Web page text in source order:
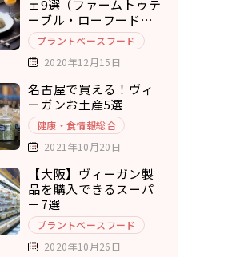
ェ9選（ファームトゥテ
ーブル・ローフードカ
フェ・チキュウ）
プラントベースフード
2020年12月15日
名古屋で買える！ヴィ
ーガンお土産5選
健康・食情報総合
2021年10月20日
【大阪】ヴィーガン製
品を購入できるスーパ
ー7選
プラントベースフード
2020年10月26日